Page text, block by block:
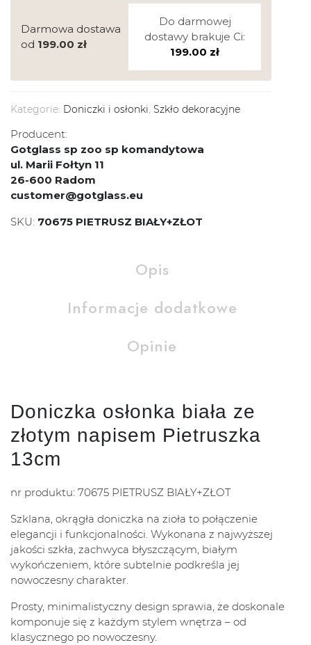
Darmowa dostawa
od 199.00 zł
Do darmowej
dostawy brakuje Ci:
199.00 zł
Kategorie: Doniczki i osłonki, Szkło dekoracyjne
Producent:
Gotglass sp zoo sp komandytowa
ul. Marii Fołtyn 11
26-600 Radom
customer@gotglass.eu
SKU: 70675 PIETRUSZ BIAŁY+ZŁOT
Opis
Informacje dodatkowe
Opinie
Doniczka osłonka biała ze
złotym napisem Pietruszka
13cm
nr produktu: 70675 PIETRUSZ BIAŁY+ZŁOT
Szklana, okrągła doniczka na zioła to połączenie
elegancji i funkcjonalności. Wykonana z najwyższej
jakości szkła, zachwyca błyszczącym, białym
wykończeniem, które subtelnie podkreśla jej
nowoczesny charakter.
Prosty, minimalistyczny design sprawia, że doskonale
komponuje się z każdym stylem wnętrza – od
klasycznego po nowoczesny.